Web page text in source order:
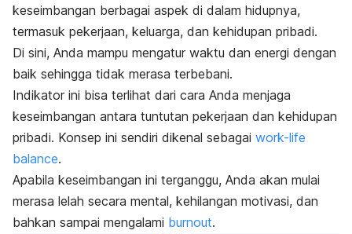
keseimbangan berbagai aspek di dalam hidupnya,
termasuk pekerjaan, keluarga, dan kehidupan pribadi.
Di sini, Anda mampu mengatur waktu dan energi dengan
baik sehingga tidak merasa terbebani.
Indikator ini bisa terlihat dari cara Anda menjaga
keseimbangan antara tuntutan pekerjaan dan kehidupan
pribadi. Konsep ini sendiri dikenal sebagai work-life
balance.
Apabila keseimbangan ini terganggu, Anda akan mulai
merasa lelah secara mental, kehilangan motivasi, dan
bahkan sampai mengalami burnout.